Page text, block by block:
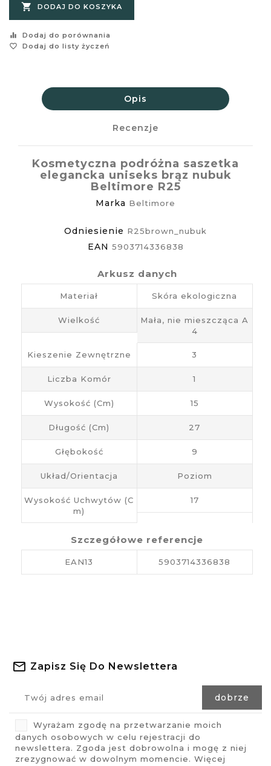
 DODAJ DO KOSZYKA
equalizer
Dodaj do porównania
favorite_border
Dodaj do listy życzeń
Opis
Recenzje
Kosmetyczna podróżna saszetka
elegancka uniseks brąz nubuk
Beltimore R25
Marka Beltimore
Odniesienie R25brown_nubuk
EAN 5903714336838
Arkusz danych
Materiał Skóra ekologiczna
Wielkość
Mała, nie mieszcząca A
4
Kieszenie Zewnętrzne 3
Liczba Komór 1
Wysokość (cm) 15
Długość (cm) 27
Głębokość 9
Układ/Orientacja Poziom
Wysokość Uchwytów (c
M)
17
Szczegółowe referencje
EAN13 5903714336838
Zapisz Się Do Newslettera
Wyrażam zgodę na przetwarzanie moich
danych osobowych w celu rejestracji do
newslettera. Zgoda jest dobrowolna i mogę z niej
zrezygnować w dowolnym momencie. Więcej